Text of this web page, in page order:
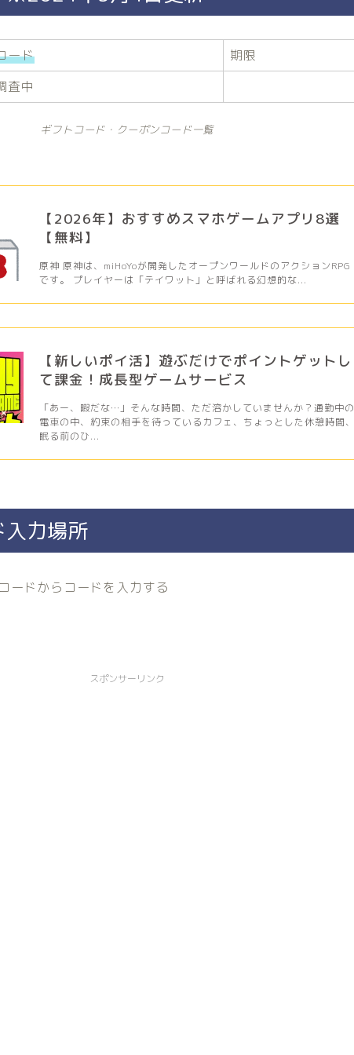
ード
期限
査中
ギフトコード・クーポンコード一覧
【2026年】おすすめスマホゲームアプリ8選
【無料】
原神 原神は、miHoYoが開発したオープンワールドのアクションRPG
です。 プレイヤーは「テイワット」と呼ばれる幻想的な...
【新しいポイ活】遊ぶだけでポイントゲットし
て課金！成長型ゲームサービス
「あー、暇だな…」そんな時間、ただ溶かしていませんか？通勤中の
電車の中、約束の相手を待っているカフェ、ちょっとした休憩時間、
眠る前のひ...
入力場所
ードからコードを入力する
スポンサーリンク